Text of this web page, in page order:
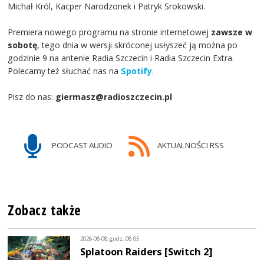
Michał Król, Kacper Narodzonek i Patryk Srokowski.
Premiera nowego programu na stronie internetowej zawsze w
sobotę, tego dnia w wersji skróconej usłyszeć ją można po
godzinie 9 na antenie Radia Szczecin i Radia Szczecin Extra.
Polecamy też słuchać nas na Spotify.
Pisz do nas: giermasz@radioszczecin.pl
PODCAST AUDIO AKTUALNOŚCI RSS
Zobacz także
2026-08-08, godz. 08:05
Splatoon Raiders [Switch 2]